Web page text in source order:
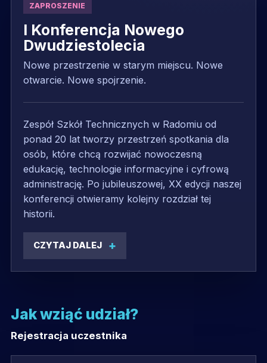
ZAPROSZENIE
I Konferencja Nowego
Dwudziestolecia
Nowe przestrzenie w starym miejscu. Nowe
otwarcie. Nowe spojrzenie.
Zespół Szkół Technicznych w Radomiu od
ponad 20 lat tworzy przestrzeń spotkania dla
osób, które chcą rozwijać nowoczesną
edukację, technologie informacyjne i cyfrową
administrację. Po jubileuszowej, XX edycji naszej
konferencji otwieramy kolejny rozdział tej
historii.
CZYTAJ DALEJ
Jak wziąć udział?
Rejestracja uczestnika